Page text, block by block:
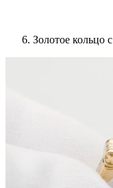
Золотое кольцо